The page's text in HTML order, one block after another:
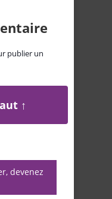
publier un
↑
devenez